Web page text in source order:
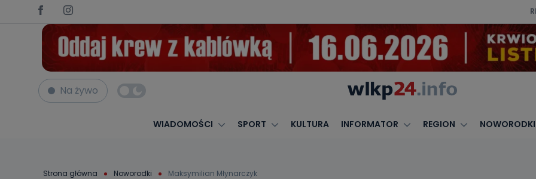
Na żywo
WIADOMOŚCI SPORT KULTURA INFORMATOR REGION NOWORODKI
Strona główna Noworodki Maksymilian Młynarczyk